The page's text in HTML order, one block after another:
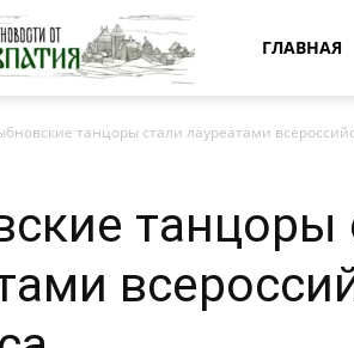
Новости
от
Евпатия
ГЛАВНАЯ
танцоры стали лауреатами
танцоры